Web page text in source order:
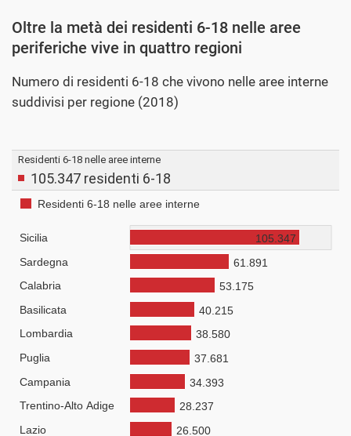
Oltre la metà dei residenti 6-18 nelle aree
periferiche vive in quattro regioni
Numero di residenti 6-18 che vivono nelle aree interne
suddivisi per regione (2018)